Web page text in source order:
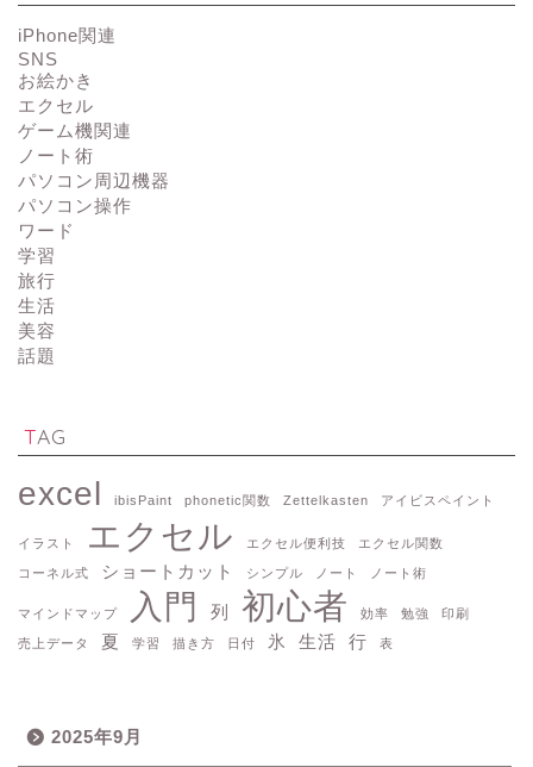
iPhone関連
SNS
お絵かき
エクセル
ゲーム機関連
ノート術
パソコン周辺機器
パソコン操作
ワード
学習
旅行
生活
美容
話題
TAG
excel ibisPaint phonetic関数 Zettelkasten アイビスペイント
イラスト エクセル エクセル便利技 エクセル関数
コーネル式 ショートカット シンプル ノート ノート術
マインドマップ 入門 列 初心者 効率 勉強 印刷
売上データ 夏 学習 描き方 日付 氷 生活 行 表
2025年9月